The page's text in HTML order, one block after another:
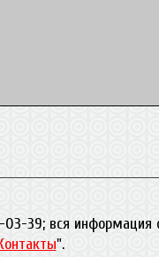
39; вся информация
".